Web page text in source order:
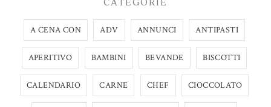
CATEGORIE
A CENA CON ADV ANNUNCI ANTIPASTI
APERITIVO BAMBINI BEVANDE BISCOTTI
CALENDARIO CARNE CHEF CIOCCOLATO